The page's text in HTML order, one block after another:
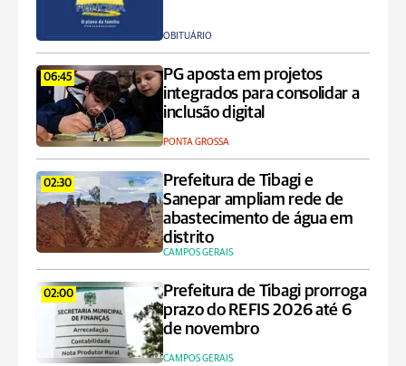
OBITUÁRIO
06:45
PG aposta em projetos
integrados para consolidar a
inclusão digital
PONTA GROSSA
02:30
Prefeitura de Tibagi e
Sanepar ampliam rede de
abastecimento de água em
distrito
CAMPOS GERAIS
02:00
Prefeitura de Tibagi prorroga
prazo do REFIS 2026 até 6
de novembro
CAMPOS GERAIS